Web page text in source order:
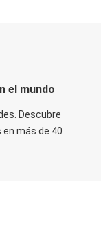
el mundo
Descubre
más de 40